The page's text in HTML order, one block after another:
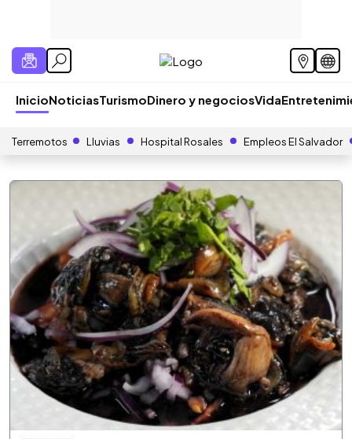
InicioNoticiasTurismoDinero y negociosVida
Terremotos Lluvias Hospital Rosales Empleos El Salvador